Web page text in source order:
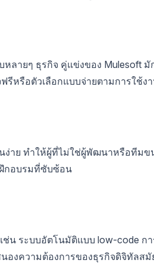
ลายๆ ธุรกิจ คู่แข่งของ Mulesoft มั
รีหรือตัวเลือกแบบจ่ายตามการใช้ง
ง่าย ทำให้ผู้ที่ไม่ใช่ผู้พัฒนาหรือทีมข
กอบรมที่ซับซ้อน
ช่น ระบบอัตโนมัติแบบ low-code ก
องความต้องการของธุรกิจดิจิทัลสมั